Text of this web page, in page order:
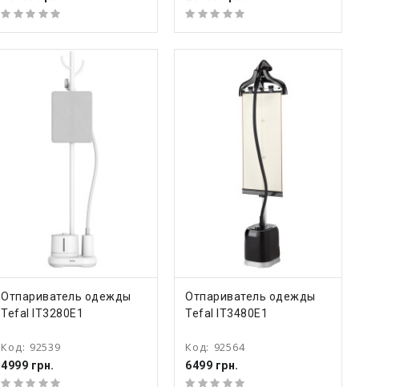
КУПИТЬ
Отпариватель одежды
Tefal IT3280E1
Код: 92539
4999 грн.
КУПИТЬ
Отпариватель одежды
Tefal IT3480E1
Код: 92564
6499 грн.